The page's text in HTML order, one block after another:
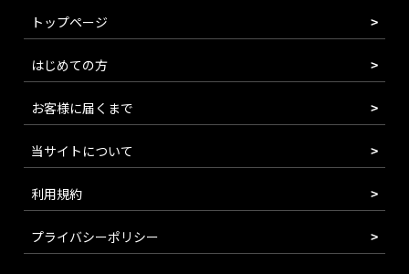
トップページ
はじめての方
お客様に届くまで
当サイトについて
利用規約
プライバシーポリシー